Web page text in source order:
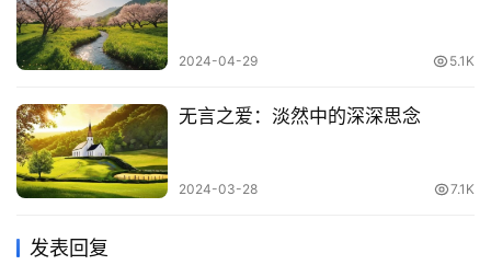
将心比做一池水的宁静，在生活过多的张力背后捡拾起一丝
温和，无需刻意修剪，会发现，时光中某些蒺藜丛生的情绪
心去触摸生活，百丈红尘中，自己只是一个小我，不羡慕容
易入眼的繁华，不贪恋市井阿谀的诱惑，拥有不骄不躁的心
怀，收纳着纷扰与安逸，然后一一过滤，最终，会成就心的
的从容与清澈。
2024-04-29 5.1K
无言之爱：淡然中的深深思念
2024-03-28 7.1K
发表回复